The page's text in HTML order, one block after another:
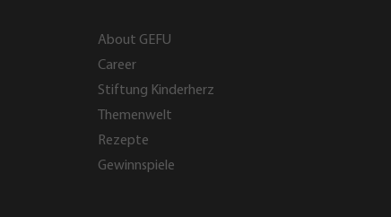
About GEFU
Career
Stiftung Kinderherz
Themenwelt
Rezepte
Gewinnspiele